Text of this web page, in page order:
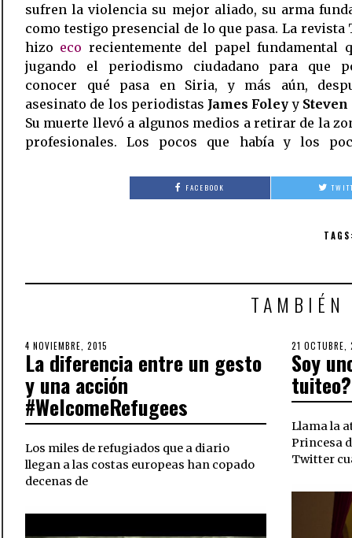
sufren la violencia su mejor aliado, su arma
como testigo presencial de lo que pasa. La revista
hizo eco recientemente del papel fundamental
jugando el periodismo ciudadano para que
conocer qué pasa en Siria, y más aún,
asesinato de los periodistas James Foley y
Su muerte llevó a algunos medios a retirar de la
profesionales. Los pocos que había y los
FACEBOOK
TAMBIÉN
POSTED
ON
4 NOVIEMBRE, 2015
OCTUBRE,
2018
La diferencia entre un gesto
y una acción
#WelcomeRefugees
Los miles de refugiados que a diario
llegan a las costas europeas han copado
decenas de
POSTED
ON
21 OCTUBRE,
Soy
tuiteo?
Llama la
Princesa
Twitter